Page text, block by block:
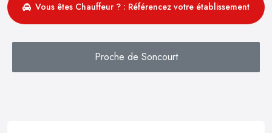
Vous êtes Chauffeur ? : Référencez votre établissement
Proche de Soncourt